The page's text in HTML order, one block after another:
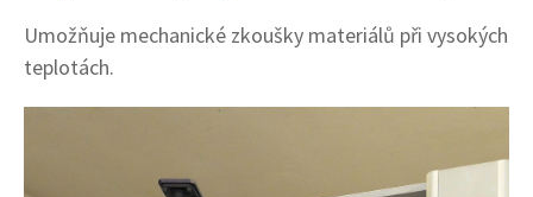
Umožňuje mechanické zkoušky materiálů při vysokých
teplotách.